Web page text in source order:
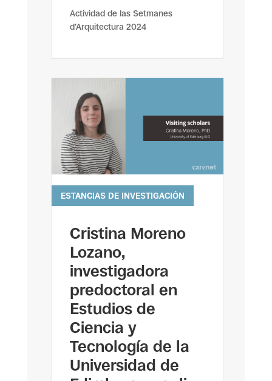
Actividad de las Setmanes
d’Arquitectura 2024
leer más
Cristina Moreno
Lozano,
investigadora
predoctoral en
Estudios de
Ciencia y
Tecnología de la
Universidad de
ESTANCIAS DE INVESTIGACIÓN